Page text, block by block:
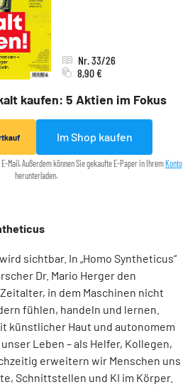
kaufen: 5 Aktien im Fokus
Nr. 33/26
8,90 €
Im Shop kaufen
Mail. Außerdem können Sie gekaufte E-Paper in Ihrem Konto
herunterladen.
sichtbar. In „Homo Syntheticus“
Dr. Mario Herger den
in dem Maschinen nicht
fühlen, handeln und lernen.
künstlicher Haut und autonomem
Leben – als Helfer, Kollegen,
erweitern wir Menschen uns
Schnittstellen und KI im Körper.